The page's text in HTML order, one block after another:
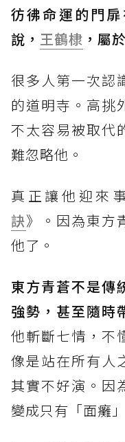
彷彿命運的門
說， 王鶴棣 ，屬
很多人第一次認
的道明寺。高挑
不太容易被取代
難忽略他。
真正讓他迎來
訣》。因為東方
他了。
東方青蒼不是傳
強勢，甚至隨時
他斬斷七情，不
像是站在所有人
其實不好演。因
變成只有「面癱